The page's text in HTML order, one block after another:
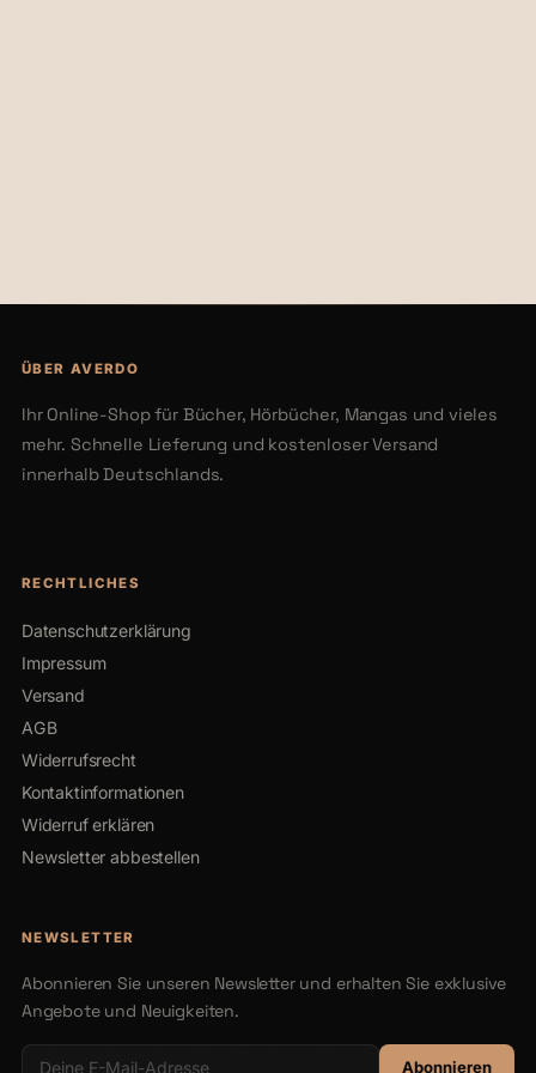
ÜBER AVERDO
Ihr Online-Shop für Bücher, Hörbücher, Mangas und vieles
mehr. Schnelle Lieferung und kostenloser Versand
innerhalb Deutschlands.
RECHTLICHES
Datenschutzerklärung
Impressum
Versand
AGB
Widerrufsrecht
Kontaktinformationen
Widerruf erklären
Newsletter abbestellen
NEWSLETTER
Abonnieren Sie unseren Newsletter und erhalten Sie exklusive
Angebote und Neuigkeiten.
Abonnieren